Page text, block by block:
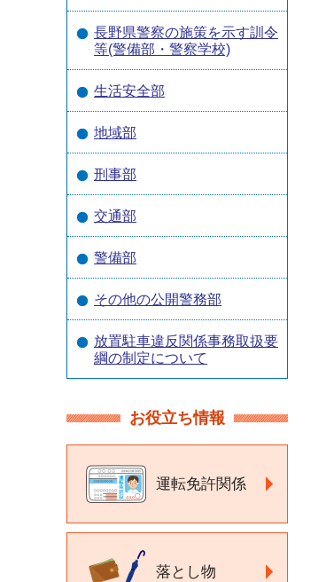
長野県警察の施策を示す訓令
等(警備部・警察学校)
生活安全部
地域部
刑事部
交通部
警備部
その他の公開警務部
放置駐車違反関係事務取扱要
綱の制定について
お役立ち情報
運転免許関係
落とし物